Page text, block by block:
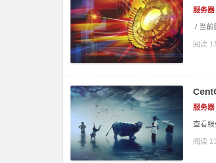
服务器
./ 当
阅读
服务器
查看
阅读